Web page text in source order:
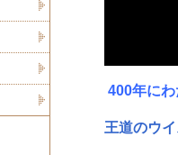
400年に
王道のウ